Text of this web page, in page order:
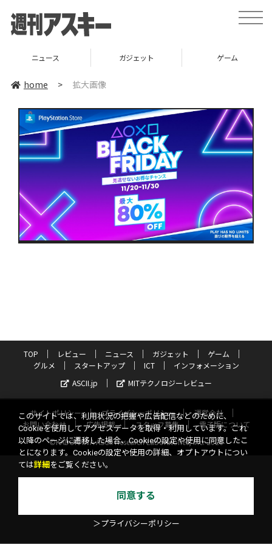
toggle
ニュース ガジェット ゲーム
home > 拡大画像
TOP レビュー ニュース ガジェット
ゲーム
グルメ
スタートアップ ICT
インフォメーション
ASCII.jp
MITテクノロジーレビュー
サイトポリシー プライバシーポリシー
運営会社
お問い合わせ
広告掲載 スタッフ募集
電子版について
©KADOKAWA ASCII Research Laboratories, Inc. 2026
このサイトでは、利用状況の把握や広告配信などのために、
Cookieを使用してアクセスデータを取得・利用しています。これ
以降のページに遷移した場合、Cookieの設定や使用に同意したこ
とになります。Cookieの設定や使用の詳細、オプトアウトについ
ては詳細 をご覧ください。
同意する
＞プライバシーポリシー